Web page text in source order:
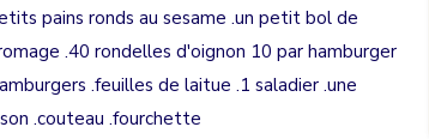
pains ronds au sesame .un petit bol de
.40 rondelles d'oignon 10 par hamburger
.feuilles de laitue .1 saladier .une
.couteau .fourchette